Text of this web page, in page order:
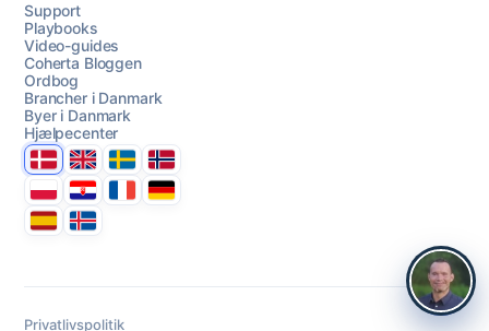
Support
Playbooks
Video-guides
Coherta Bloggen
Ordbog
Brancher i Danmark
Byer i Danmark
Hjælpecenter
DanmarkUnited Kingdom
SverigeNorge
PolskaHrvatskaFranceDeutschland
EspanaÍsland
Privatlivspolitik